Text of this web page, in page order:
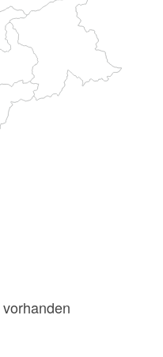
vorhanden